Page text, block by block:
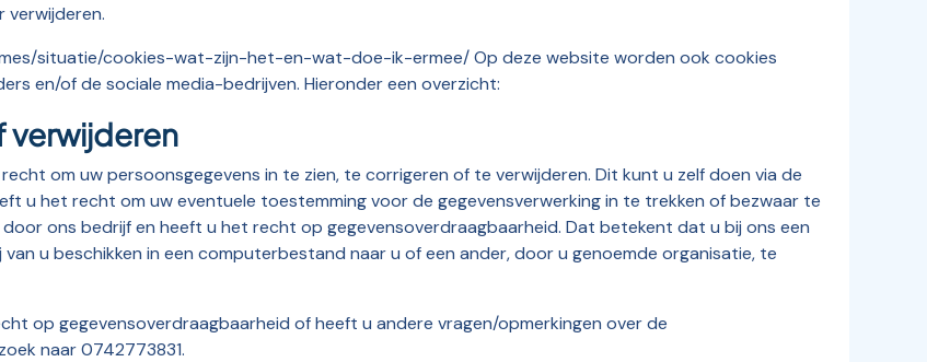
verwijderen.
situatie/cookies-wat-zijn-het-en-wat-doe-ik-ermee/ Op deze website worden ook cookies
en/of de sociale media-bedrijven. Hieronder een overzicht:
verwijderen
om uw persoonsgegevens in te zien, te corrigeren of te verwijderen. Dit kunt u zelf doen via de
u het recht om uw eventuele toestemming voor de gegevensverwerking in te trekken of bezwaar te
ons bedrijf en heeft u het recht op gegevensoverdraagbaarheid. Dat betekent dat u bij ons een
u beschikken in een computerbestand naar u of een ander, door u genoemde organisatie, te
op gegevensoverdraagbaarheid of heeft u andere vragen/opmerkingen over de
naar 0742773831.